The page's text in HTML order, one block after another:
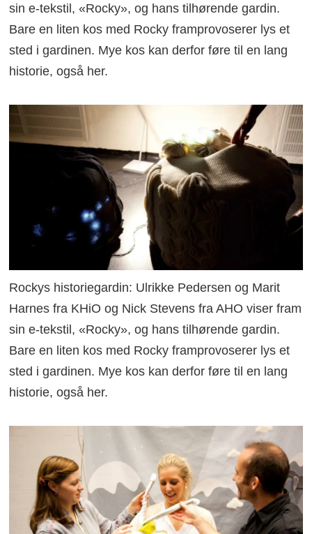
sin e-tekstil, «Rocky», og hans tilhørende gardin.
Bare en liten kos med Rocky framprovoserer lys et
sted i gardinen. Mye kos kan derfor føre til en lang
historie, også her.
Rockys historiegardin: Ulrikke Pedersen og Marit
Harnes fra KHiO og Nick Stevens fra AHO viser fram
sin e-tekstil, «Rocky», og hans tilhørende gardin.
Bare en liten kos med Rocky framprovoserer lys et
sted i gardinen. Mye kos kan derfor føre til en lang
historie, også her.